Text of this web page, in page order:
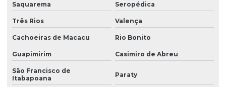
Saquarema Seropédica
Três Rios Valença
Cachoeiras de Macacu Rio Bonito
Guapimirim Casimiro de Abreu
São Francisco de
Itabapoana
Paraty